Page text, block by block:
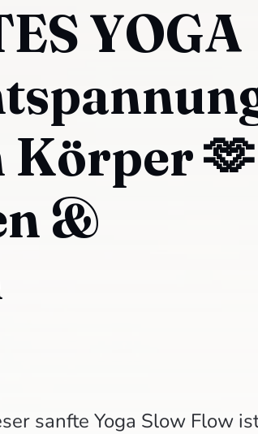
YOGA
Körper 🫶
&
sanfte Yoga Slow Flow